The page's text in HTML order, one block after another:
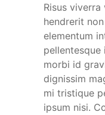
Risus
hendrerit
elementum
morbi id
dignissim
mi tristique
ipsum nisi.